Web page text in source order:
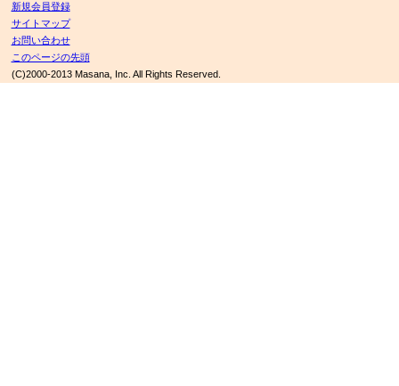
新規会員登録
サイトマップ
お問い合わせ
このページの先頭
(C)2000-2013 Masana, Inc. All Rights Reserved.